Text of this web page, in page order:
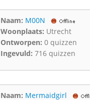
Naam: M00N
Woonplaats: Utrecht
Ontworpen: 0 quizzen
Ingevuld: 716 quizzen
Naam: Mermaidgirl